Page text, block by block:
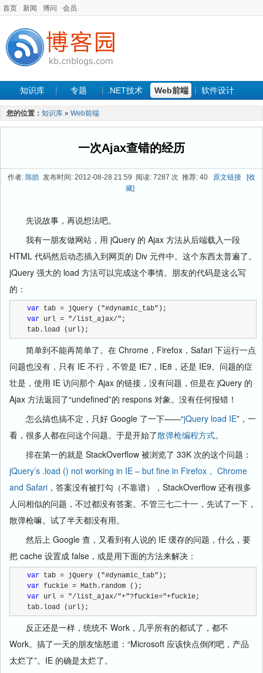
首页 新闻 博问 会员
知识库 专题 .NET技术 Web前端 软件设计
手机开发 软件工程
最新文章
您的位置： 知识库 » Web前端
一次Ajax查错的经历
作者: 陈皓 发布时间: 2012-08-28 21:59 阅读: 7287 次 推荐: 40 原文链接
[收
藏]
先说故事，再说想法吧。
我有一朋友做网站，用 jQuery 的 Ajax 方法从后端载入一段
HTML 代码然后动态插入到网页的 Div 元件中。这个东西太普遍了。
jQuery 强大的 load 方法可以完成这个事情。朋友的代码是这么写
的：
var tab = jQuery ("#dynamic_tab");
var url = "/list_ajax/";
tab.load (url);
简单到不能再简单了。在 Chrome，Firefox，Safari 下运行一点
问题也没有，只有 IE 不行，不管是 IE7，IE8，还是 IE9。问题的症
壮是，使用 IE 访问那个 Ajax 的链接，没有问题，但是在 jQuery 的
Ajax 方法返回了“undefined”的 respons 对象。没有任何报错！
怎么搞也搞不定，只好 Google 了一下——“jQuery load IE”，一
看，很多人都在问这个问题。于是开始了散弹枪编程方式。
排在第一的就是 StackOverflow 被浏览了 33K 次的这个问题：
jQuery’s .load () not working in IE – but fine in Firefox， Chrome
and Safari ，答案没有被打勾（不靠谱），StackOverflow 还有很多
人问相似的问题，不过都没有答案。不管三七二十一，先试了一下，
散弹枪嘛。试了半天都没有用。
然后上 Google 查，又看到有人说的 IE 缓存的问题，什么，要
把 cache 设置成 false，或是用下面的方法来解决：
var tab = jQuery ("#dynamic_tab");
var fuckie = Math.random ();
var url = "/list_ajax/"+"?fuckie="+fuckie;
tab.load (url);
反正还是一样，统统不 Work，几乎所有的都试了，都不
Work。搞了一天的朋友恼怒道：“Microsoft 应该快点倒闭吧，产品
太烂了”。IE 的确是太烂了。